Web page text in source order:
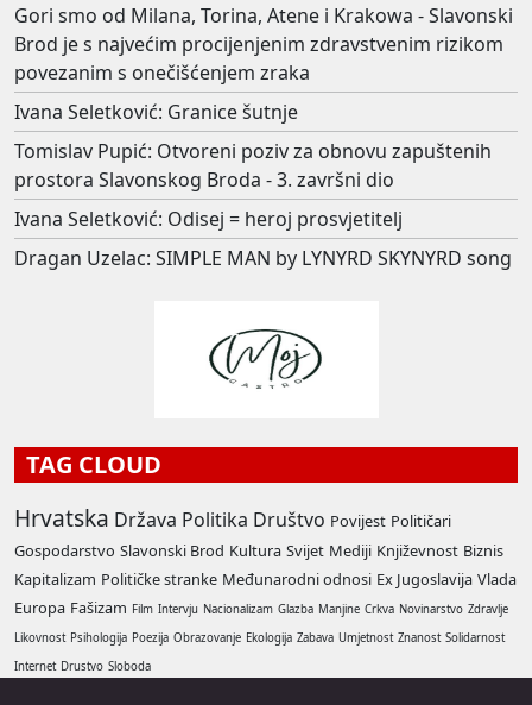
Gori smo od Milana, Torina, Atene i Krakowa - Slavonski
Brod je s najvećim procijenjenim zdravstvenim rizikom
povezanim s onečišćenjem zraka
Ivana Seletković: Granice šutnje
Tomislav Pupić: Otvoreni poziv za obnovu zapuštenih
prostora Slavonskog Broda - 3. završni dio
Ivana Seletković: Odisej = heroj prosvjetitelj
Dragan Uzelac: SIMPLE MAN by LYNYRD SKYNYRD song
TAG CLOUD
Hrvatska Država Politika Društvo Povijest Političari
Gospodarstvo Slavonski Brod Kultura Svijet Mediji Književnost Biznis
Kapitalizam Političke stranke Međunarodni odnosi Ex Jugoslavija Vlada
Europa Fašizam Film Intervju Nacionalizam Glazba Manjine Crkva Novinarstvo Zdravlje
Likovnost Psihologija Poezija Obrazovanje Ekologija Zabava Umjetnost Znanost Solidarnost
Internet Drustvo Sloboda